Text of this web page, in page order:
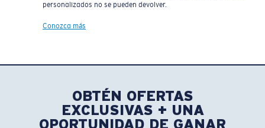
personalizados no se pueden devolver.
Conozca más
OBTÉN OFERTAS
EXCLUSIVAS + UNA
OPORTUNIDAD DE GANAR